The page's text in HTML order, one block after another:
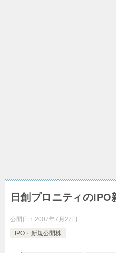
日創プロニティのIPO
公開日： 2007年7月27日
IPO・新規公開株